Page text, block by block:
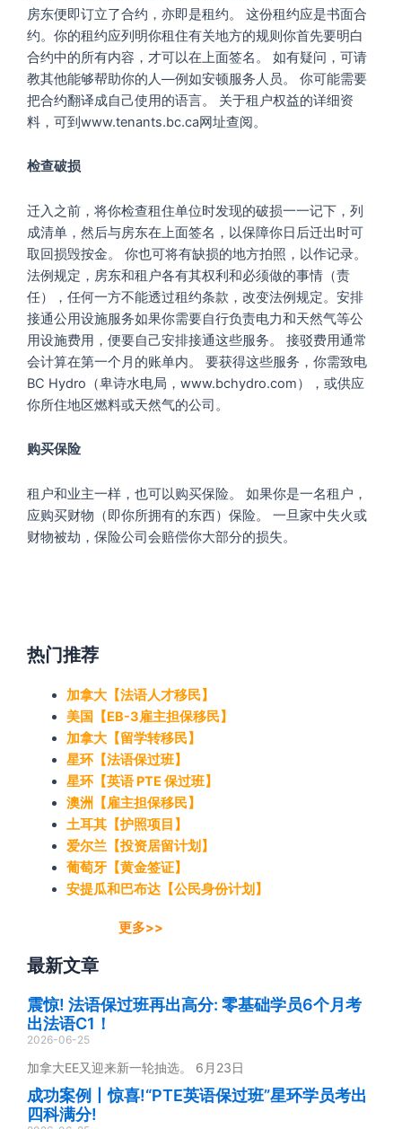
房东便即订立了合约，亦即是租约。 这份租约应是书面合
约。你的租约应列明你租住有关地方的规则你首先要明白
合约中的所有内容，才可以在上面签名。 如有疑问，可请
教其他能够帮助你的人—例如安顿服务人员。 你可能需要
把合约翻译成自己使用的语言。 关于租户权益的详细资
料，可到www.tenants.bc.ca网址查阅。
检查破损
迁入之前，将你检查租住单位时发现的破损一一记下，列
成清单，然后与房东在上面签名，以保障你日后迁出时可
取回损毁按金。 你也可将有缺损的地方拍照，以作记录。
法例规定，房东和租户各有其权利和必须做的事情（责
任），任何一方不能透过租约条款，改变法例规定。安排
接通公用设施服务如果你需要自行负责电力和天然气等公
用设施费用，便要自己安排接通这些服务。 接驳费用通常
会计算在第一个月的账单内。 要获得这些服务，你需致电
BC Hydro（卑诗水电局，www.bchydro.com），或供应
你所住地区燃料或天然气的公司。
购买保险
租户和业主一样，也可以购买保险。 如果你是一名租户，
应购买财物（即你所拥有的东西）保险。 一旦家中失火或
财物被劫，保险公司会赔偿你大部分的损失。
热门推荐
加拿大【法语人才移民】
美国【EB-3雇主担保移民】
加拿大【留学转移民】
星环【法语保过班】
星环【英语 PTE 保过班】
澳洲【雇主担保移民】
土耳其【护照项目】
爱尔兰【投资居留计划】
葡萄牙【黄金签证】
安提瓜和巴布达【公民身份计划】
更多>>
最新文章
震惊! 法语保过班再出高分: 零基础学员6个月考
出法语C1！
2026-06-25
加拿大EE又迎来新一轮抽选。 6月23日
成功案例丨惊喜!“PTE英语保过班”星环学员考出
四科满分!